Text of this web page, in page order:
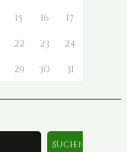
15 16
17
22 23
24
29 30 31
Suchen